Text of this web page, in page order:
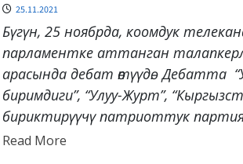
25.11.2021
Бүгүн, 25 ноябрда, коомдук
парламентке аттанган
арасында дебат өтүүдө. Дебатта
биримдиги”, “Улуу-Журт”,
бириктирүүчү патриоттук
Read MoreRead